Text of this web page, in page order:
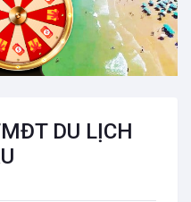
DU LỊCH